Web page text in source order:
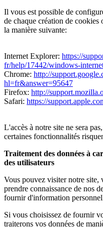
Il vous est possible de
de chaque création de
la manière suivante:
Internet Explorer: https://
fr/help/17442/windows-
Chrome: http://
hl=fr&answer=95647
Firefox: http://
Safari: https://
L'accès à notre site ne sera
certaines fonctionnalités
Traitement des données à
des utilisateurs
Vous pouvez visiter notre site,
prendre connaissance de nos
fournir d'information
Si vous choisissez de fournir
traiterons vos données de